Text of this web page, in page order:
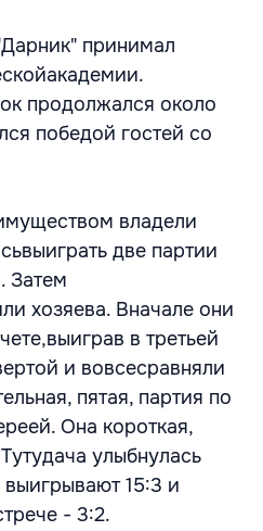
принимал
продолжался около
победой гостей со
владели
две партии
Затем
хозяева. Вначале они
в третьей
и вовсесравняли
пятая, партия по
Она короткая,
улыбнулась
15:3 и
- 3:2.